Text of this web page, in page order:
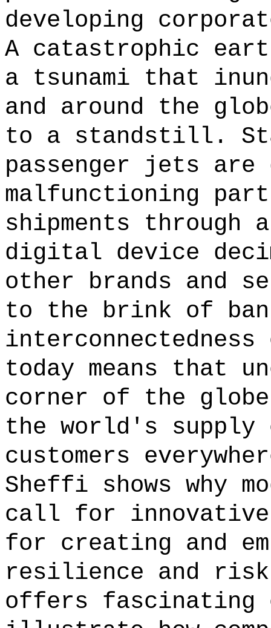
developing
A catastrophic
a tsunami that
and around the
to a standstill.
passenger jets are
malfunctioning
shipments through
digital device
other brands and
to the brink of
today means that
corner of the
the world's supply
customers
Sheffi shows why
call for innovative
for creating and
resilience and risk
offers fascinating